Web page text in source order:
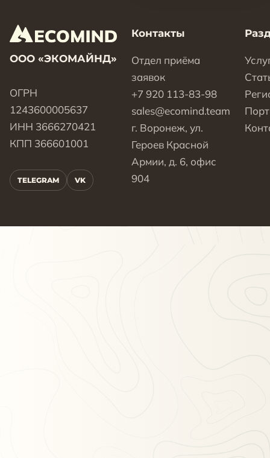
ООО «ЭКОМАЙНД»
ОГРН
1243600005637
ИНН 3666270421
КПП 366601001
TELEGRAM VK
Контакты
Отдел приёма
заявок
+7 920 113-83-98
sales@ecomind.team
г. Воронеж, ул.
Героев Красной
Армии, д. 6, офис
904